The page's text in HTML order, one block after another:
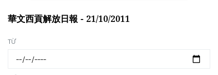
Loading...
華文西貢解放日報 - 21/10/2011
TỪ